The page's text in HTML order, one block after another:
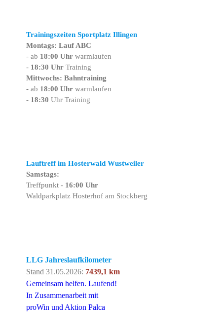
Trainingszeiten Sportplatz Illingen
Montags: Lauf ABC
- ab 18:00 Uhrwarmlaufen
- 18:30 UhrTraining
Mittwochs: Bahntraining
- ab 18:00 Uhrwarmlaufen
- 18:30 Uhr Training
Lauftreff im Hosterwald Wustweiler
Samstags:
Treffpunkt - 16:00 Uhr
Waldparkplatz Hosterhof am Stockberg
LLG Jahreslaufkilometer
Stand 31.05.2026: 7439,1 km
Gemeinsam helfen. Laufend!
In Zusammenarbeit mit
proWin und Aktion Palca